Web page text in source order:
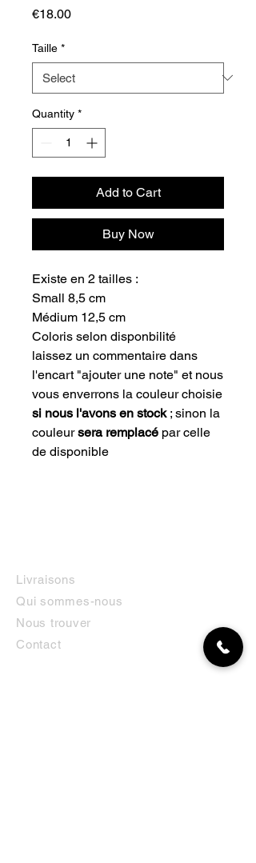
€18.00Price
Taille *
Quantity *
Add to Cart
Buy Now
Existe en 2 tailles :
Small 8,5 cm
Médium 12,5 cm
Coloris selon disponbilité
laissez un commentaire dans
l'encart "ajouter une note" et nous
vous enverrons la couleur choisie
si nous l'avons en stock ; sinon la
couleursera remplacé par celle
de disponible
Livraisons
Qui sommes-nous
Nous trouver
Contact